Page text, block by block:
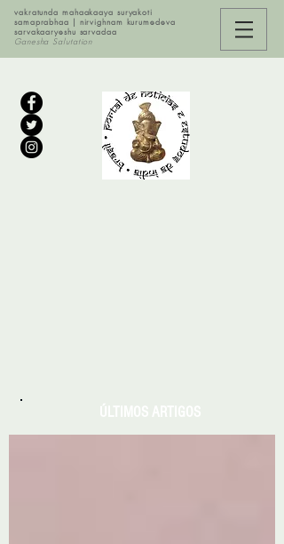
vakratunda mahaakaaya suryakoti
samaprabhaa | nirvighnam kurumedeva
sarvakaaryeshu sarvadaa
Ganesha Salutation